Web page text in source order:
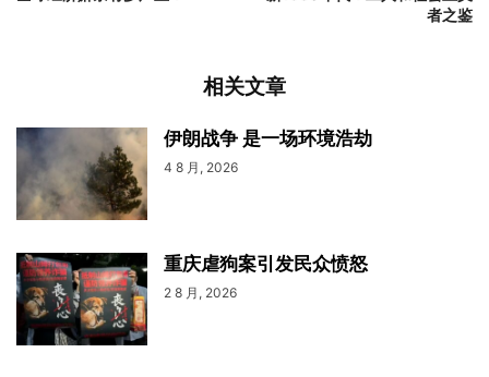
者之鉴
相关文章
伊朗战争 是一场环境浩劫
4 8 月, 2026
重庆虐狗案引发民众愤怒
2 8 月, 2026